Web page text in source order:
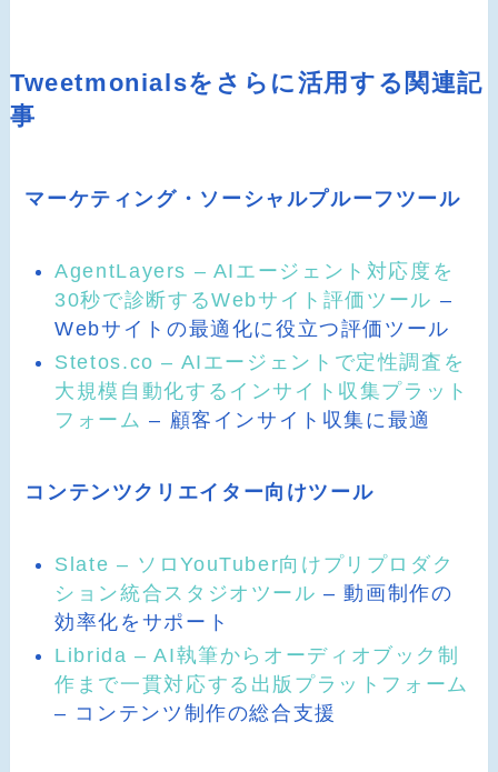
Tweetmonialsをさらに活用する関連記
事
マーケティング・ソーシャルプルーフツール
AgentLayers – AIエージェント対応度を
30秒で診断するWebサイト評価ツール –
Webサイトの最適化に役立つ評価ツール
Stetos.co – AIエージェントで定性調査を
大規模自動化するインサイト収集プラット
フォーム – 顧客インサイト収集に最適
コンテンツクリエイター向けツール
Slate – ソロYouTuber向けプリプロダク
ション統合スタジオツール – 動画制作の
効率化をサポート
Librida – AI執筆からオーディオブック制
作まで一貫対応する出版プラットフォーム
– コンテンツ制作の総合支援